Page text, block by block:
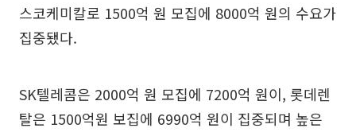
스코케미칼로 1500억 원 모집에 8000억 원의 수요가
집중됐다.
SK텔레콤은 2000억 원 모집에 7200억 원이, 롯데렌
탈은 1500억원 보집에 6990억 원이 집중되며 높은